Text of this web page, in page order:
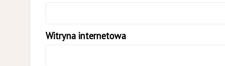
Witryna internetowa